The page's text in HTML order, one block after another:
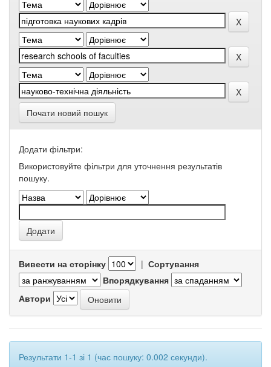
Почати новий пошук
Додати фільтри:
Використовуйте фільтри для уточнення результатів
пошуку.
Вивести на сторінку | Сортування
Впорядкування
Автори
Результати 1-1 зі 1 (час пошуку: 0.002 секунди).